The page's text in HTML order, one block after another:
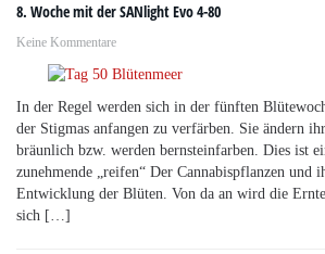
8. Woche mit der SANlight Evo 4-80
Keine Kommentare
In der Regel werden sich in der fünften
der Stigmas anfangen zu verfärben. Sie ändern
bräunlich bzw. werden bernsteinfarben. Dies ist
zunehmende „reifen“ Der Cannabispflanzen und
Entwicklung der Blüten. Von da an wird die
sich […]